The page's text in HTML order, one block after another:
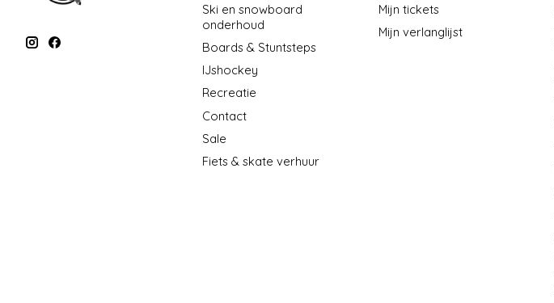
Ski en snowboard
onderhoud
Boards & Stuntsteps
IJshockey
Recreatie
Contact
Sale
Fiets & skate verhuur
Mijn tickets
Mijn verlanglijst